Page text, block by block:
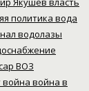
политика вода
водолазы
ВОЗ
война война в